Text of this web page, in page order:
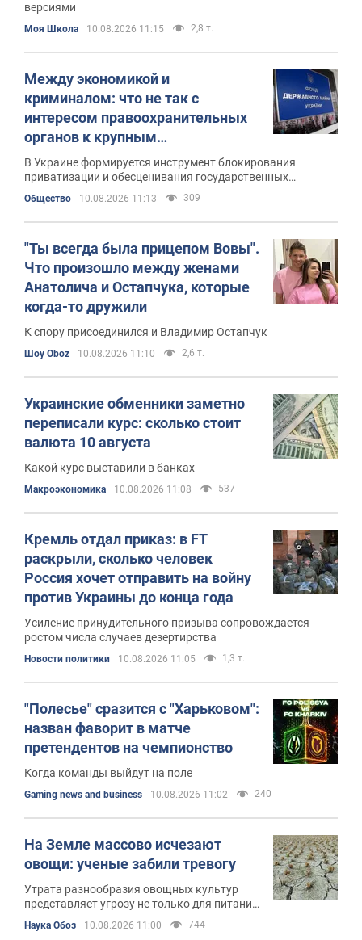
версиями
Моя Школа 10.08.2026 11:15 2,8 т.
Между экономикой и
криминалом: что не так с
интересом правоохранительных
органов к крупным
государственным активам в
Украине
В Украине формируется инструмент блокирования
приватизации и обесценивания государственных
Общество 10.08.2026 11:13 309
"Ты всегда была прицепом Вовы".
Что произошло между женами
Анатолича и Остапчука, которые
когда-то дружили
К спору присоединился и Владимир Остапчук
Шоу Oboz 10.08.2026 11:10 2,6 т.
Украинские обменники заметно
переписали курс: сколько стоит
валюта 10 августа
Какой курс выставили в банках
Mакроэкономика 10.08.2026 11:08 537
Кремль отдал приказ: в FT
раскрыли, сколько человек
Россия хочет отправить на войну
против Украины до конца года
Усиление принудительного призыва сопровождается
ростом числа случаев дезертирства
Новости политики 10.08.2026 11:05 1,3 т.
"Полесье" сразится с "Харьковом":
назван фаворит в матче
претендентов на чемпионство
Когда команды выйдут на поле
Gaming news and business 10.08.2026 11:02 240
На Земле массово исчезают
овощи: ученые забили тревогу
Утрата разнообразия овощных культур
представляет угрозу не только для питания
Наука Обоз 10.08.2026 11:00 744